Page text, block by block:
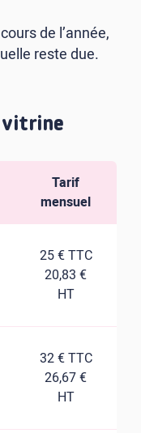
de l’année,
reste due.
vitrine
Tarif
mensuel
25 € TTC
20,83 €
HT
32 € TTC
26,67 €
HT